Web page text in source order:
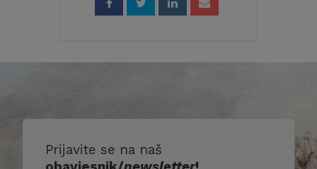
Prijavite se na naš